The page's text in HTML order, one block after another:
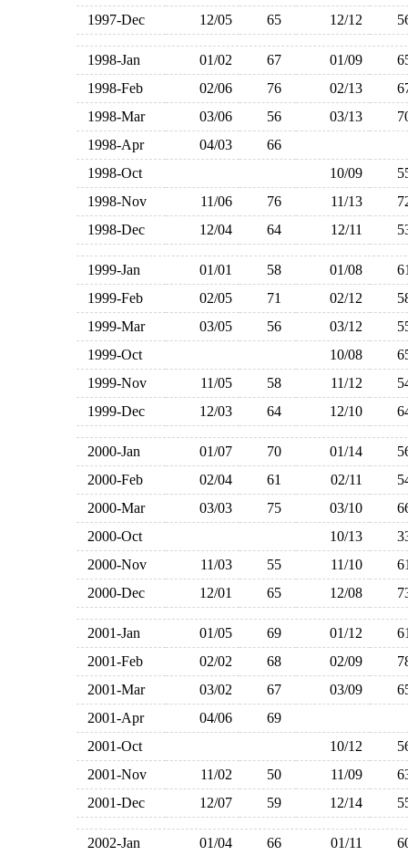
1997-Dec
12/05 65 12/12
1998-Jan 01/02 67 01/09
1998-Feb
02/06 76 02/13
1998-Mar
03/06 56 03/13
1998-Apr
04/03
66
1998-Oct
10/09
1998-Nov
11/06 76 11/13
1998-Dec
12/04 64 12/11
1999-Jan 01/01 58 01/08
1999-Feb
02/05 71 02/12
1999-Mar
03/05 56 03/12
1999-Oct
10/08
1999-Nov
11/05 58 11/12
1999-Dec
12/03 64 12/10
2000-Jan 01/07 70 01/14
2000-Feb
02/04 61 02/11
2000-Mar
03/03 75 03/10
2000-Oct
10/13
2000-Nov
11/03 55 11/10
2000-Dec
12/01 65 12/08
2001-Jan 01/05 69 01/12
2001-Feb
02/02 68 02/09
2001-Mar
03/02 67 03/09
2001-Apr
04/06
69
2001-Oct
10/12
2001-Nov
11/02 50 11/09
2001-Dec
12/07 59 12/14
2002-Jan 01/04 66 01/11